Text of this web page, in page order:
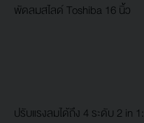
พัดลมสไลด์ Toshiba 16 นิ้ว
ปรับแรงลมได้ถึง 4 ระดับ 2 in 1: